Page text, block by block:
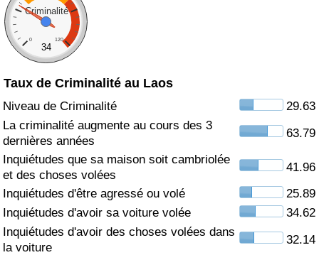
Criminalité
0 120
34
Taux de Criminalité au Laos
Niveau de Criminalité
29.63
La criminalité augmente au cours des 3
dernières années
63.79
Inquiétudes que sa maison soit cambriolée
et des choses volées
41.96
Inquiétudes d'être agressé ou volé
25.89
Inquiétudes d'avoir sa voiture volée
34.62
Inquiétudes d'avoir des choses volées dans
la voiture
32.14
à Akaba
Criminalité
Indice de Criminalité (Actuel)
Indice de criminalité par pays
Soins de santé
Indice des soins de santé (Actuel)
Indice des soins de santé